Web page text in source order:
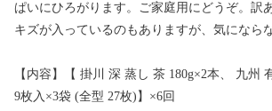
ぱいにひろがります。ご家庭用にどうぞ。訳
キズが入っているのもありますが、気になら
【内容】【 掛川 深 蒸し 茶 180g×2本、 九州
9枚入×3袋 (全型 27枚)】×6回